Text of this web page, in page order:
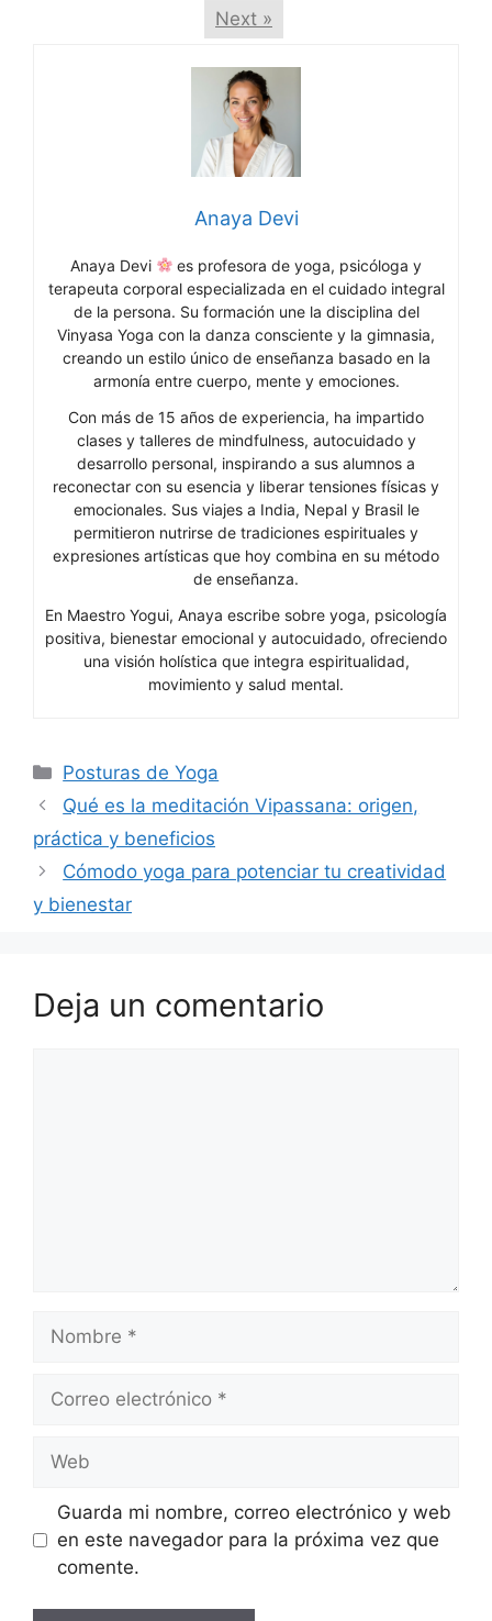
Next »
Anaya Devi
Anaya Devi
es profesora de yoga, psicóloga y
terapeuta corporal especializada en el cuidado integral
de la persona. Su formación une la disciplina del
Vinyasa Yoga con la danza consciente y la gimnasia,
creando un estilo único de enseñanza basado en la
armonía entre cuerpo, mente y emociones.
Con más de 15 años de experiencia, ha impartido
clases y talleres de mindfulness, autocuidado y
desarrollo personal, inspirando a sus alumnos a
reconectar con su esencia y liberar tensiones físicas y
emocionales. Sus viajes a India, Nepal y Brasil le
permitieron nutrirse de tradiciones espirituales y
expresiones artísticas que hoy combina en su método
de enseñanza.
En Maestro Yogui, Anaya escribe sobre yoga, psicología
positiva, bienestar emocional y autocuidado, ofreciendo
una visión holística que integra espiritualidad,
movimiento y salud mental.
Categorías
Posturas de Yoga
Qué es la meditación Vipassana: origen,
práctica y beneficios
Cómodo yoga para potenciar tu creatividad
y bienestar
Deja un comentario
electrónico
Guarda mi nombre, correo electrónico y web
en este navegador para la próxima vez que
comente.